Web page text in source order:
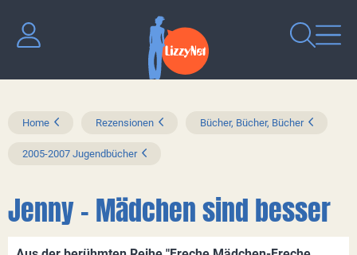
Home Rezensionen Bücher, Bücher, Bücher
2005-2007 Jugendbücher
Jenny – Mädchen sind besser